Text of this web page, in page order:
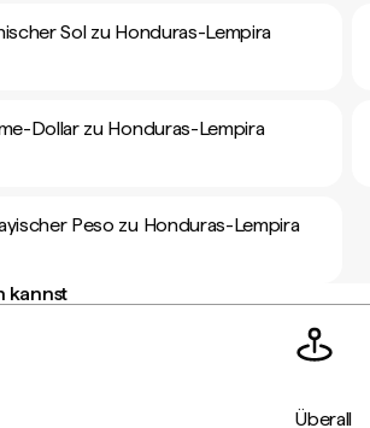
Sol zu Honduras-Lempira
Dollar zu Honduras-Lempira
Peso zu Honduras-Lempira
kannst
Überall